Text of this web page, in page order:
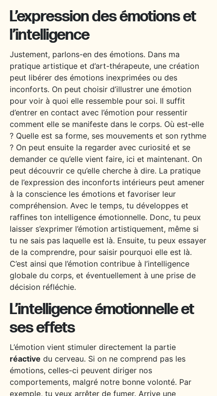
L’expression des émotions et
l’intelligence
Justement, parlons-en des émotions. Dans ma
pratique artistique et d’art-thérapeute, une création
peut libérer des émotions inexprimées ou des
inconforts. On peut choisir d’illustrer une émotion
pour voir à quoi elle ressemble pour soi. Il suffit
d’entrer en contact avec l’émotion pour ressentir
comment elle se manifeste dans le corps. Où est-elle
? Quelle est sa forme, ses mouvements et son rythme
? On peut ensuite la regarder avec curiosité et se
demander ce qu’elle vient faire, ici et maintenant. On
peut découvrir ce qu’elle cherche à dire. La pratique
de l’expression des inconforts intérieurs peut amener
à la conscience les émotions et favoriser leur
compréhension. Avec le temps, tu développes et
raffines ton intelligence émotionnelle. Donc, tu peux
laisser s’exprimer l’émotion artistiquement, même si
tu ne sais pas laquelle est là. Ensuite, tu peux essayer
de la comprendre, pour saisir pourquoi elle est là.
C’est ainsi que l’émotion contribue à l’intelligence
globale du corps, et éventuellement à une prise de
décision réfléchie.
L’intelligence émotionnelle et
ses effets
L’émotion vient stimuler directement la partie
réactive du cerveau. Si on ne comprend pas les
émotions, celles-ci peuvent diriger nos
comportements, malgré notre bonne volonté. Par
exemple, tu veux arrêter de fumer. Arrive une